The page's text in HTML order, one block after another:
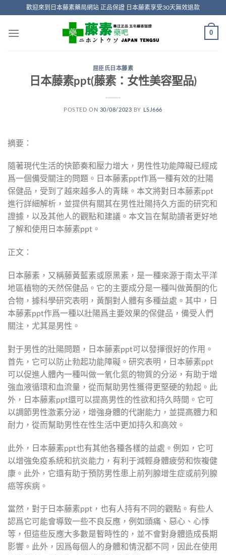
content
歡迎來到日本藤素藥局網站 正品保證 日本藤素享受30天無效退款
0
屈臣氏日本藤素
日本藤素ppt(藤素：女性美容聖品)
POSTED ON 30/08/2023 BY LSJ666
摘要：
隨著現代生活的快節奏和壓力增大，男性性功能障礙已經成
爲一個備受關注的問題。日本藤素ppt作爲一種有效的壯陽
保健品，受到了越來越多人的青睐。本文將對日本藤素ppt
進行詳細解析，並提供有關其在男性壯陽持久方面的研究和
證據，以及其他人的觀點和建議。本文旨在幫助讀者更好地
了解和使用日本藤素ppt。
正文：
日本藤素，又稱藤黃藍素或原黑素，是一種來源于南太平洋
地區植物的天然保健品。它的主要成分是一種叫做黃酮的化
合物，據科學研究表明，黃酮對人體有多種益處。其中，日
本藤素ppt作爲一種以壯陽爲主要效果的保健品，備受人們
關注，尤其是男性。
對于男性的壯陽問題，日本藤素ppt可以發揮很好的作用。
首先，它可以防止勃起功能障礙。研究表明，日本藤素ppt
可以促進人體內一種叫做一氧化氮的物質的分泌，有助于增
強血液循環和血流量，從而幫助男性獲得更堅硬的勃起。此
外，日本藤素ppt還可以提高男性的性欲和持久時間。它可
以調節男性激素分泌，增強身體的代謝能力，並提高體力和
耐力，從而幫助男性在性生活中更加持久和高效。
此外，日本藤素ppt也有其他各種各樣的益處。例如，它可
以增強免疫系統和抗炎能力，有利于減輕身體疲勞和恢複健
康。此外，它還有助于預防男性患上前列腺增生症或前列腺
癌等疾病。
當然，對于日本藤素ppt，也有人持有不同的觀點。有些人
認爲它可能會導致一些不良反應，例如頭痛、惡心、心悸
等，但這些反應大多數是暫時性的，並不會對身體造成長期
影響。此外，因爲每個人的身體和情況都不同，因此在使用